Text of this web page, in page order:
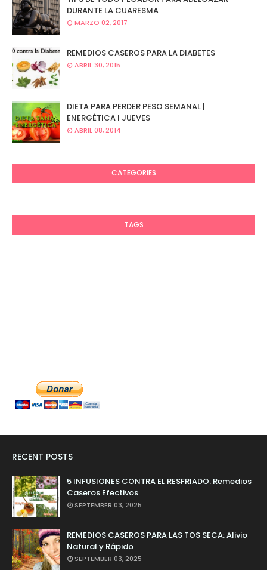
DURANTE LA CUARESMA
MARZO 02, 2017
REMEDIOS CASEROS PARA LA DIABETES
ABRIL 30, 2015
DIETA PARA PERDER PESO SEMANAL |
ENERGÉTICA | JUEVES
ABRIL 08, 2014
CATEGORIES
TAGS
RECENT POSTS
5 INFUSIONES CONTRA EL RESFRIADO: Remedios
Caseros Efectivos
SEPTEMBER 03, 2025
REMEDIOS CASEROS PARA LAS TOS SECA: Alivio
Natural y Rápido
SEPTEMBER 03, 2025